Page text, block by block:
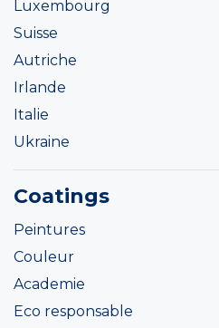
Luxembourg
Suisse
Autriche
Irlande
Italie
Ukraine
Coatings
Peintures
Couleur
Academie
Eco responsable